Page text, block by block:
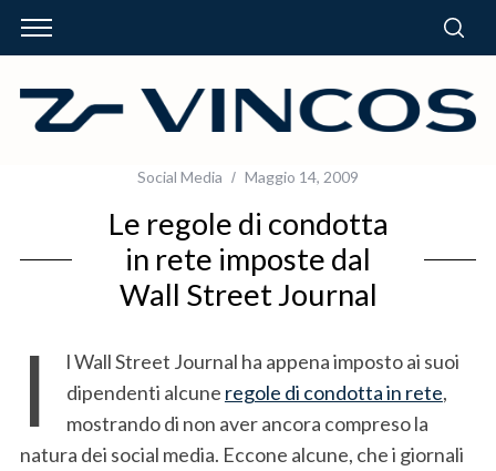
Social Media Maggio 14, 2009
Le regole di condotta
in rete imposte dal
Wall Street Journal
I
l Wall Street Journal ha appena imposto ai suoi
dipendenti alcune regole di condotta in rete,
mostrando di non aver ancora compreso la
natura dei social media. Eccone alcune, che i giornali